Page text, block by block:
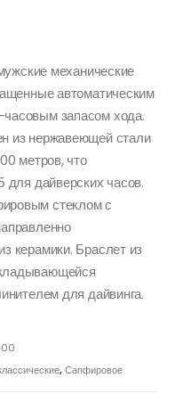
механические
автоматическим
запасом хода.
из нержавеющей стали
метров, что
для дайверских часов.
стеклом с
керамики. Браслет из
для дайвинга.
,Сапфировое